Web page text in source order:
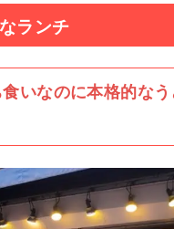
ランチ
食いなのに本格的な